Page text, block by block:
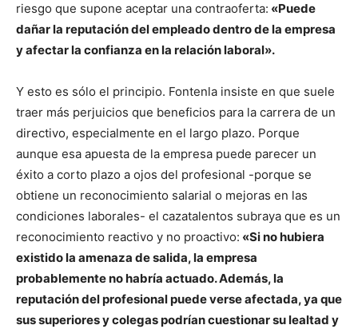
riesgo que supone aceptar una contraoferta: «Puede
dañar la reputación del empleado dentro de la empresa
y afectar la confianza en la relación laboral».
Y esto es sólo el principio. Fontenla insiste en que suele
traer más perjuicios que beneficios para la carrera de un
directivo, especialmente en el largo plazo. Porque
aunque esa apuesta de la empresa puede parecer un
éxito a corto plazo a ojos del profesional -porque se
obtiene un reconocimiento salarial o mejoras en las
condiciones laborales- el cazatalentos subraya que es un
reconocimiento reactivo y no proactivo: «Si no hubiera
existido la amenaza de salida, la empresa
probablemente no habría actuado. Además, la
reputación del profesional puede verse afectada, ya que
sus superiores y colegas podrían cuestionar su lealtad y